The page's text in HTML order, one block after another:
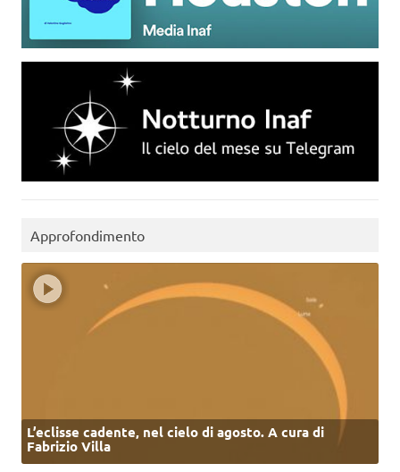
Approfondimento
L’eclisse cadente, nel cielo di agosto. A cura di
Fabrizio Villa